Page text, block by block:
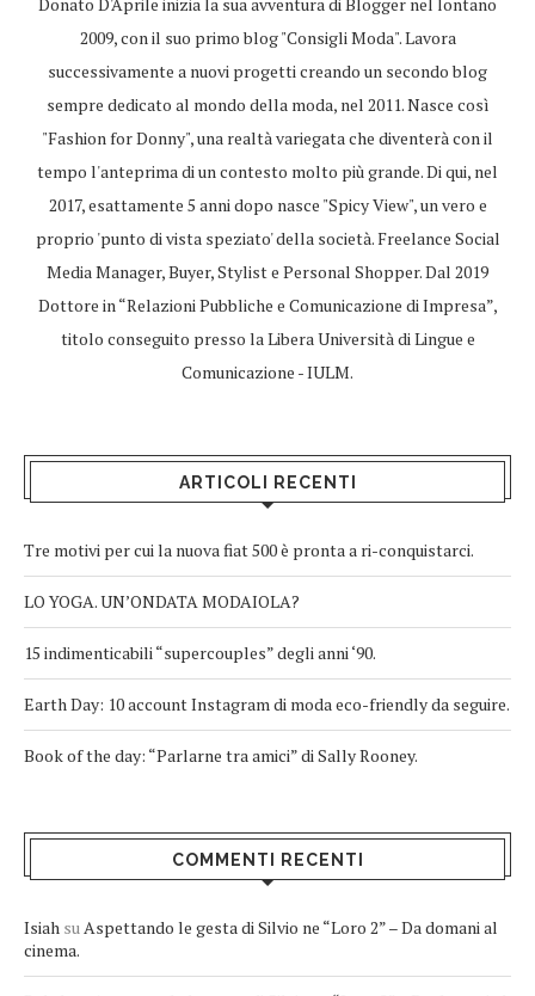
2009, con il suo primo blog "Consigli Moda". Lavora
successivamente a nuovi progetti creando un secondo blog
sempre dedicato al mondo della moda, nel 2011. Nasce così
"Fashion for Donny", una realtà variegata che diventerà con il
tempo l'anteprima di un contesto molto più grande. Di qui, nel
2017, esattamente 5 anni dopo nasce "Spicy View", un vero e
proprio 'punto di vista speziato' della società. Freelance Social
Media Manager, Buyer, Stylist e Personal Shopper. Dal 2019
Dottore in “Relazioni Pubbliche e Comunicazione di Impresa”,
titolo conseguito presso la Libera Università di Lingue e
Comunicazione - IULM.
ARTICOLI RECENTI
Tre motivi per cui la nuova fiat 500 è pronta a ri-conquistarci.
LO YOGA. UN’ONDATA MODAIOLA?
15 indimenticabili “supercouples” degli anni ‘90.
Earth Day: 10 account Instagram di moda eco-friendly da seguire.
Book of the day: “Parlarne tra amici” di Sally Rooney.
COMMENTI RECENTI
Isiah su Aspettando le gesta di Silvio ne “Loro 2” – Da domani al
cinema.